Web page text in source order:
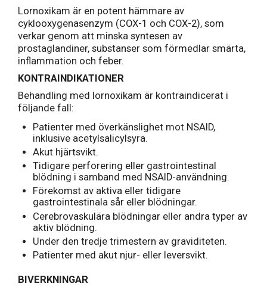
Lornoxikam är en potent hämmare av
cyklooxygenasenzym (COX-1 och COX-2), som
verkar genom att minska syntesen av
prostaglandiner, substanser som förmedlar smärta,
inflammation och feber.
KONTRAINDIKATIONER
Behandling med lornoxikam är kontraindicerat i
följande fall:
Patienter med överkänslighet mot NSAID,
inklusive acetylsalicylsyra.
Akut hjärtsvikt.
Tidigare perforering eller gastrointestinal
blödning i samband med NSAID-användning.
Förekomst av aktiva eller tidigare
gastrointestinala sår eller blödningar.
Cerebrovaskulära blödningar eller andra typer av
aktiv blödning.
Under den tredje trimestern av graviditeten.
Patienter med akut njur- eller leversvikt.
BIVERKNINGAR